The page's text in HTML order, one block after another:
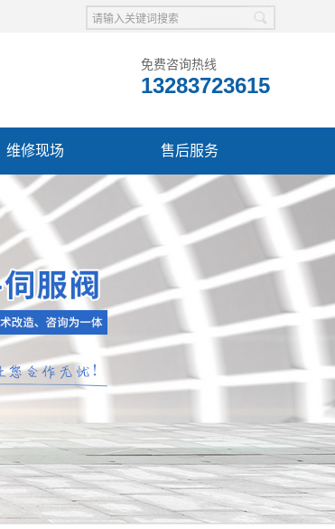
免费咨询热线
13283723615
维修现场 售后服务